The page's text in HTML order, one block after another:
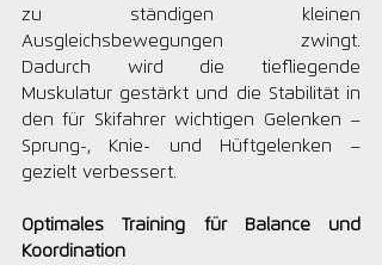
zu ständigen kleinen
Ausgleichsbewegungen zwingt.
Dadurch wird die tiefliegende
Muskulatur gestärkt und die Stabilität in
den für Skifahrer wichtigen Gelenken –
Sprung-, Knie- und Hüftgelenken –
gezielt verbessert.
Optimales Training für Balance und
Koordination